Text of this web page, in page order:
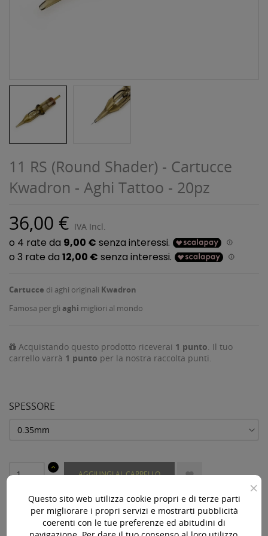
11 RS (Round Shader) - Cartucce
Kwadron - Aghi Tattoo - 20pz
36,00 € IVA Incl.
Cartucce di aghi originali Kwadron
Famosa per gli aghi migliori al mondo
Acquistando questo prodotto riceverai 1 punto . Il tuo
carrello varrà 1 punto per la nostra raccolta punti.
SPESSORE
AGGIUNGI AL CARRELLO 
Prodotto disponibile con diverse opzioni
Acquista 119,00 € (iva incl.) di prodotti per ottenere la
×
Questo sito web utilizza cookie propri e di terze parti
per migliorare i propri servizi e mostrarti pubblicità
coerenti con le tue preferenze ed abitudini di